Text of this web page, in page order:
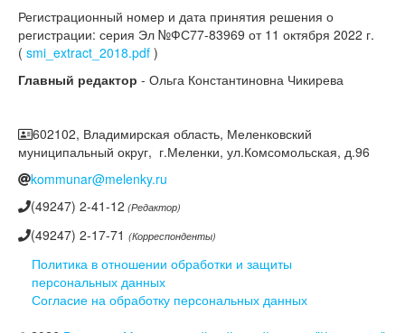
Регистрационный номер и дата принятия решения о
регистрации: серия Эл №ФС77-83969 от 11 октября 2022 г.
( smi_extract_2018.pdf )
Главный редактор - Ольга Константиновна Чикирева
602102, Владимирская область, Меленковский
муниципальный округ, г.Меленки, ул.Комсомольская, д.96
kommunar@melenky.ru
(49247) 2-41-12 (Редактор)
(49247) 2-17-71 (Корреспонденты)
Политика в отношении обработки и защиты
персональных данных
Согласие на обработку персональных данных